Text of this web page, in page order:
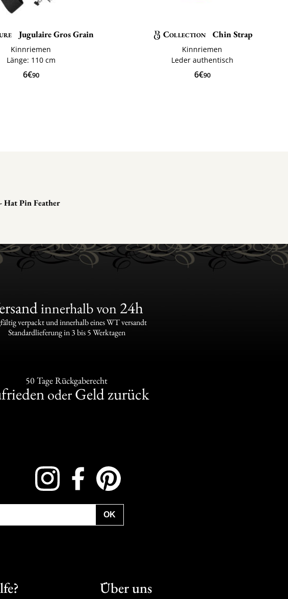
Jugulaire Gros Grain
Kinnriemen
Länge: 110 cm
6€90
Collection Chin Strap
Kinnriemen
Leder authentisch
6€90
Hat Pin Feather
innerhalb von 24h
verpackt und innerhalb eines WT versandt
Standardlieferung in 3 bis 5 Werktagen
50 Tage Rückgaberecht
oderGeld zurück
InstagramFacebook
OK
Über uns